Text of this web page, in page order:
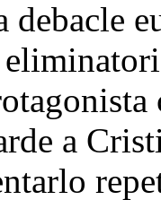
debacle
a